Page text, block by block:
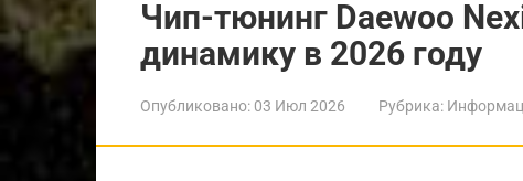
Чип-тюнинг Daewoo
динамику в 2026 году
Опубликовано: 03 Июл 2026 Рубрика: